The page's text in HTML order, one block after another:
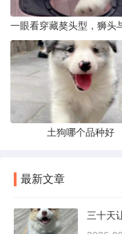
土狗哪个品种好
最新文章
三十天